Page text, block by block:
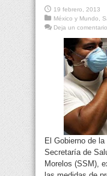
19 febrero, 2013
México y Mundo,
Deja un comentario
El Gobierno de
Secretaría de
Morelos (SSM),